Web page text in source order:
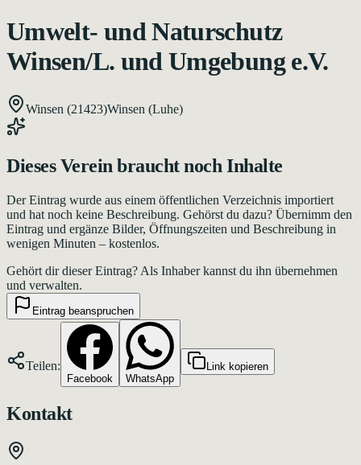
Umwelt- und Naturschutz
Winsen/L. und Umgebung e.V.
Winsen (21423)Winsen (Luhe)
DiesesVerein braucht noch Inhalte
Der Eintrag wurde aus einem öffentlichen Verzeichnis importiert
und hat noch keine Beschreibung. Gehörst du dazu? Übernimm den
Eintrag und ergänze Bilder, Öffnungszeiten und Beschreibung in
wenigen Minuten – kostenlos.
Gehört dir dieser Eintrag? Als Inhaber kannst du ihn übernehmen
und verwalten.
Eintrag beanspruchen
Teilen:
Facebook WhatsApp
Link kopieren
Kontakt